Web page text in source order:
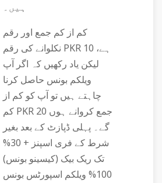
ہیں۔
کم از کم جمع اور رقم
نکلوانے کی رقم PKR 10 ہے،
لیکن یاد رکھیں کہ اگر آپ
ویلکم بونس حاصل کرنا
چاہتے ہیں تو آپ کو کم از
کم PKR 20 جمع کروانے ہوں
گے۔ پہلی ڈپازٹ کے بعد بغیر
شرط کے فری اسپنز + 30%
تک ریک بیک (کیسینو بونس)
100% ویلکم اسپورٹس بونس